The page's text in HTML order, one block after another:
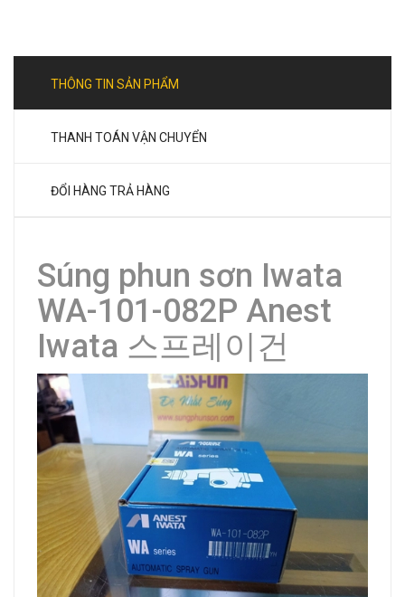
THÔNG TIN SẢN PHẨM
THANH TOÁN VẬN CHUYỂN
ĐỔI HÀNG TRẢ HÀNG
Súng phun sơn Iwata
WA-101-082P Anest
Iwata 스프레이건